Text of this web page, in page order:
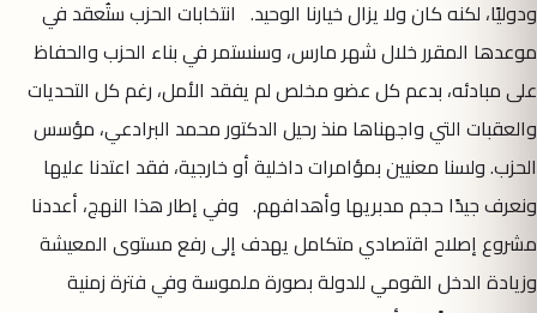
ودوليًا، لكنه كان ولا يزال خيارنا الوحيد. انتخابات الحزب ستُعقد في
موعدها المقرر خلال شهر مارس، وسنستمر في بناء الحزب والحفاظ
على مبادئه، بدعم كل عضو مخلص لم يفقد الأمل، رغم كل التحديات
والعقبات التي واجهناها منذ رحيل الدكتور محمد البرادعي، مؤسس
الحزب. ولسنا معنيين بمؤامرات داخلية أو خارجية، فقد اعتدنا عليها
ونعرف جيدًا حجم مدبريها وأهدافهم. وفي إطار هذا النهج، أعددنا
مشروع إصلاح اقتصادي متكامل يهدف إلى رفع مستوى المعيشة
وزيادة الدخل القومي للدولة بصورة ملموسة وفي فترة زمنية